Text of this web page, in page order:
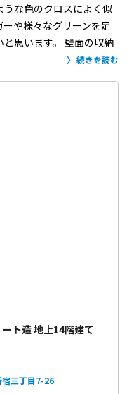
な色のクロスによく似
や様々なグリーンを足
思います。
壁面の収納
納には工夫が必要ですが
ください。
続きを読む
ト造 地上14階建て
三丁目7-26